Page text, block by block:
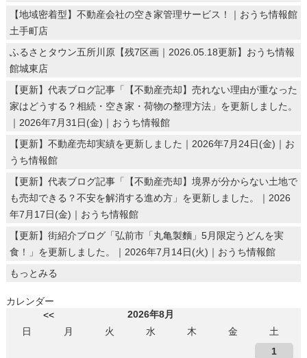
【地域密着型】不動産会社の空き家管理サービス！｜おうち情報館
土手町店
ふるさとタウン五所川原【残7区画｜2026.05.18更新】おうち情報
館城東店
【更新】代表ブログ記事「【不動産売却】売れない理由が重なった
家はどうする？相続・空き家・荷物の整理方法」を更新しました。
｜2026年7月31日(金)｜おうち情報館
【更新】不動産売却実績を更新しました｜2026年7月24日(金)｜お
うち情報館
【更新】代表ブログ記事「【不動産売却】境界が分からない土地で
も売却できる？不安を解消する進め方」を更新しました。｜2026
年7月17日(金)｜おうち情報館
【更新】街紹介ブログ「弘前市「丸亀製麵」5月限定うどんを実
食！」を更新しました。｜2026年7月14日(火)｜おうち情報館
もっとみる
カレンダー
<<
2026年8月
日
月 火 水 木 金
土
1